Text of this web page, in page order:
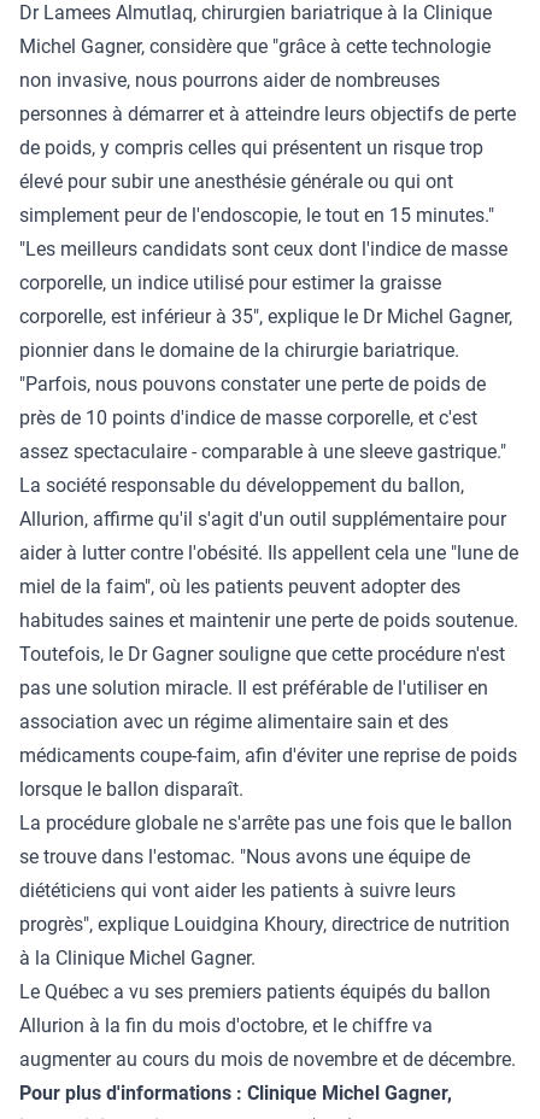
Dr Lamees Almutlaq, chirurgien bariatrique à la Clinique
Michel Gagner, considère que "grâce à cette technologie
non invasive, nous pourrons aider de nombreuses
personnes à démarrer et à atteindre leurs objectifs de perte
de poids, y compris celles qui présentent un risque trop
élevé pour subir une anesthésie générale ou qui ont
simplement peur de l'endoscopie, le tout en 15 minutes."
"Les meilleurs candidats sont ceux dont l'indice de masse
corporelle, un indice utilisé pour estimer la graisse
corporelle, est inférieur à 35", explique le Dr Michel Gagner,
pionnier dans le domaine de la chirurgie bariatrique.
"Parfois, nous pouvons constater une perte de poids de
près de 10 points d'indice de masse corporelle, et c'est
assez spectaculaire - comparable à une sleeve gastrique."
La société responsable du développement du ballon,
Allurion, affirme qu'il s'agit d'un outil supplémentaire pour
aider à lutter contre l'obésité. Ils appellent cela une "lune de
miel de la faim", où les patients peuvent adopter des
habitudes saines et maintenir une perte de poids soutenue.
Toutefois, le Dr Gagner souligne que cette procédure n'est
pas une solution miracle. Il est préférable de l'utiliser en
association avec un régime alimentaire sain et des
médicaments coupe-faim, afin d'éviter une reprise de poids
lorsque le ballon disparaît.
La procédure globale ne s'arrête pas une fois que le ballon
se trouve dans l'estomac. "Nous avons une équipe de
diététiciens qui vont aider les patients à suivre leurs
progrès", explique Louidgina Khoury, directrice de nutrition
à la Clinique Michel Gagner.
Le Québec a vu ses premiers patients équipés du ballon
Allurion à la fin du mois d'octobre, et le chiffre va
augmenter au cours du mois de novembre et de décembre.
Pour plus d'informations : Clinique Michel Gagner,